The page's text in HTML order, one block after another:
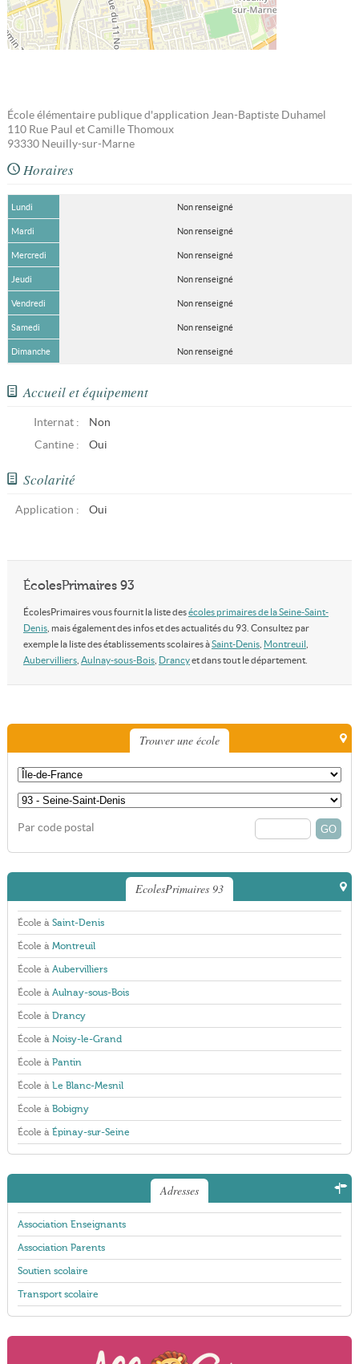
École élémentaire publique d'application Jean-Baptiste Duhamel
110 Rue Paul et Camille Thomoux
93330 Neuilly-sur-Marne
Horaires
Lundi Non renseigné
Mardi Non renseigné
Mercredi Non renseigné
Jeudi Non renseigné
Vendredi Non renseigné
Samedi Non renseigné
Dimanche Non renseigné
Accueil et équipement
Internat :
Non
Cantine :
Oui
Scolarité
Application : Oui
ÉcolesPrimaires 93
ÉcolesPrimaires vous fournit la liste desécoles primaires de la Seine-Saint-
Denis, mais également des infos et des actualités du 93. Consultez par
exemple la liste des établissements scolaires àSaint-Denis, Montreuil
Aubervilliers, Aulnay-sous-Bois, Drancyet dans tout le département.
Trouver une école
Par code postal
EcolesPrimaires 93
École à Saint-Denis
École à Montreuil
École à Aubervilliers
École à Aulnay-sous-Bois
École à Drancy
École à Noisy-le-Grand
École à Pantin
École à Le Blanc-Mesnil
École à Bobigny
École à Épinay-sur-Seine
Adresses
Association Enseignants
Association Parents
Soutien scolaire
Transport scolaire